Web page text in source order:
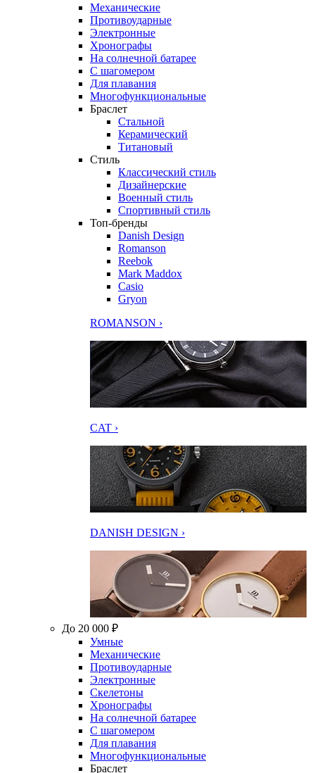
Механические
Противоударные
Электронные
Хронографы
На солнечной батарее
С шагомером
Для плавания
Многофункциональные
Браслет
Стальной
Керамический
Титановый
Стиль
Классический стиль
Дизайнерские
Военный стиль
Спортивный стиль
Топ-бренды
Danish Design
Romanson
Reebok
Mark Maddox
Casio
Gryon
ROMANSON ›
CAT ›
DANISH DESIGN ›
До 20 000 ₽
Умные
Механические
Противоударные
Электронные
Скелетоны
Хронографы
На солнечной батарее
С шагомером
Для плавания
Многофункциональные
Браслет